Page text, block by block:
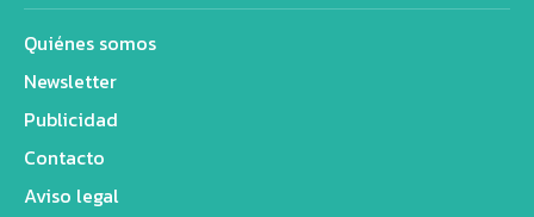
Quiénes somos
Newsletter
Publicidad
Contacto
Aviso legal